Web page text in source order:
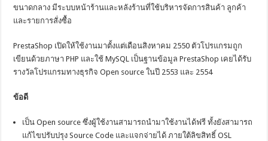
ขนาดกลาง มีระบบหน้าร้านและหลังร้านที่ใช้บริหารจัดการสินค้า ลูกค้า
และรายการสั่งซื้อ
PrestaShop เปิดให้ใช้งานมาตั้งแต่เดือนสิงหาคม 2550 ตัวโปรแกรมถูก
เขียนด้วยภาษา PHP และใช้ MySQL เป็นฐานข้อมูล PrestaShop เคยได้รับ
รางวัลโปรแกรมทางธุรกิจ Open source ในปี 2553 และ 2554
ข้อดี
เป็น Open source ซึ่งผู้ใช้งานสามารถนำมาใช้งานได้ฟรี ทั้งยังสามารถ
แก้ไขปรับปรุง Source Code และแจกจ่ายได้ ภายใต้ลิขสิทธิ์ OSL